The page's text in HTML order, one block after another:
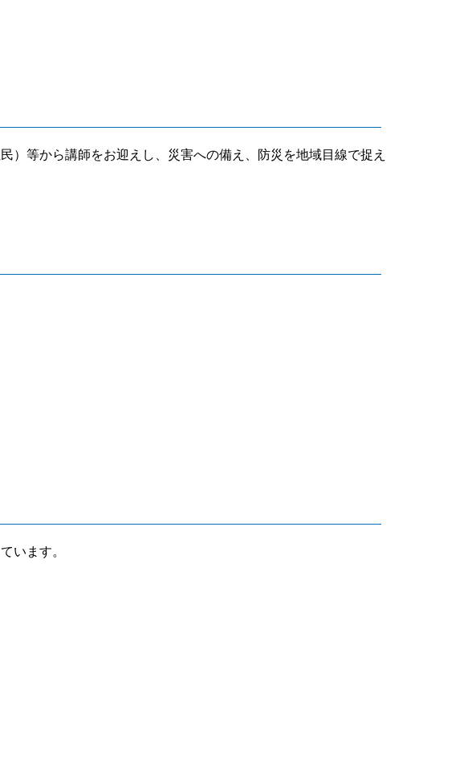
）等から講師をお迎えし、災害への備え、防災を地域目線で捉え
います。